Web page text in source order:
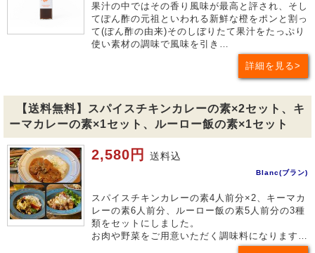
果汁の中ではその香り風味が最高と評され、そし
てぽん酢の元祖といわれる新鮮な橙をポンと割っ
て(ぽん酢の由来)そのしぼりたて果汁をたっぷり
使い素材の調味で風味を引き…
詳細を見る
【送料無料】スパイスチキンカレーの素×2セット、キ
ーマカレーの素×1セット、ルーロー飯の素×1セット
2,580円 送料込
Blanc(ブラン)
スパイスチキンカレーの素4人前分×2、キーマカ
レーの素6人前分、ルーロー飯の素5人前分の3種
類をセットにしました。
お肉や野菜をご用意いただく調味料になります…